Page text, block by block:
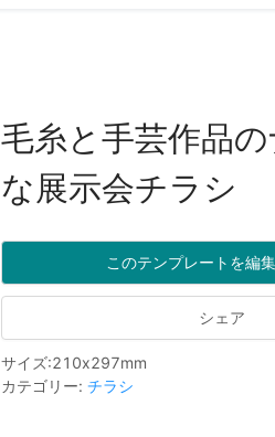
毛糸と手芸作品
な展示会チラシ
このテンプレートを編集
シェア
サイズ:210x297mm
カテゴリー: チラシ